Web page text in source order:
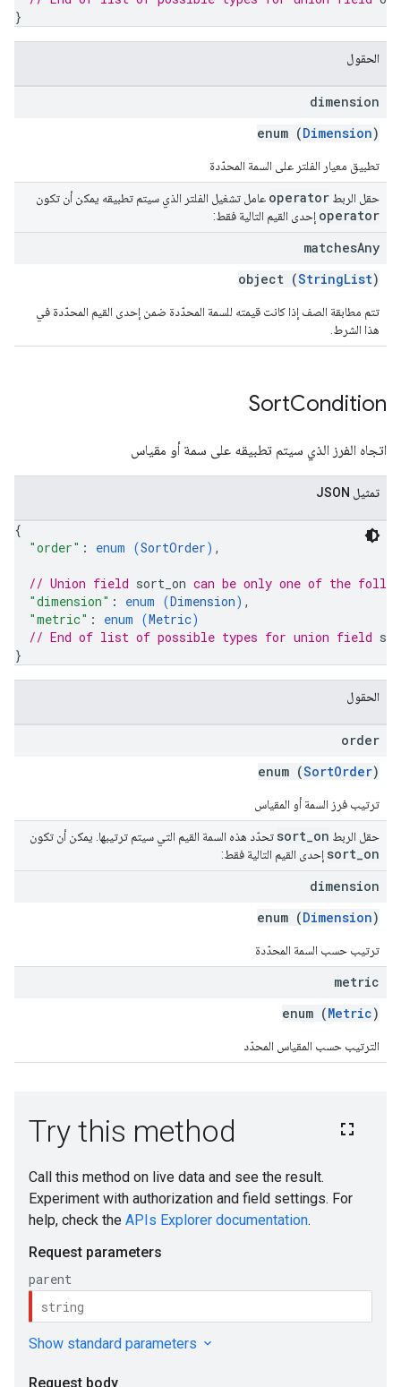
}
الحقول
dimension
enum (Dimension)
تطبيق معيار الفلتر على السمة المحدّدة
حقل الربط operator عامل تشغيل الفلتر الذي سيتم تطبيقه يمكن أن تكون
operator إحدى القيم التالية فقط:
matchesAny
object (StringList)
تتم مطابقة الصف إذا كانت قيمته للسمة المحدّدة ضمن إحدى القيم المحدّدة في
هذا الشرط.
SortCondition
اتجاه الفرز الذي سيتم تطبيقه على سمة أو مقياس
تمثيل JSON
{
"order" : enum (SortOrder) ,
// Union field sort_on can be only one of the
"dimension" : enum (Dimension) ,
"metric" : enum (Metric)
// End of list of possible types for union field
}
الحقول
order
enum (SortOrder)
ترتيب فرز السمة أو المقياس
حقل الربط sort on تحدّد هذه السمة القيم التي سيتم ترتيبها. يمكن أن تكون
sort on إحدى القيم التالية فقط:
dimension
enum (Dimension)
ترتيب حسب السمة المحدّدة
metric
enum (Metric)
الترتيب حسب المقياس المحدّد